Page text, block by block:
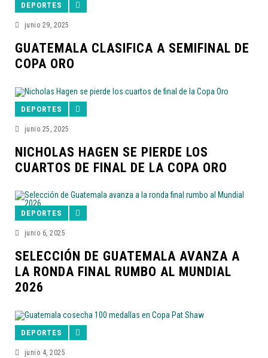
DEPORTES
junio 29, 2025
GUATEMALA CLASIFICA A SEMIFINAL DE
COPA ORO
DEPORTES
junio 25, 2025
NICHOLAS HAGEN SE PIERDE LOS
CUARTOS DE FINAL DE LA COPA ORO
DEPORTES
junio 6, 2025
SELECCIÓN DE GUATEMALA AVANZA A
LA RONDA FINAL RUMBO AL MUNDIAL
2026
DEPORTES
junio 4, 2025